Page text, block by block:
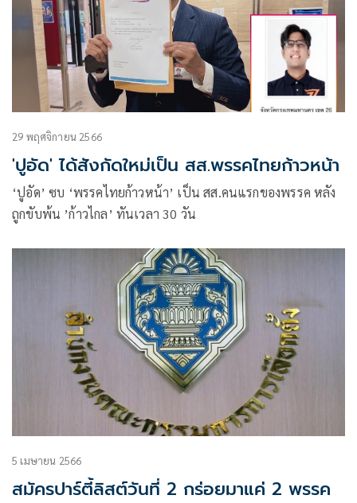
29 พฤศจิกายน 2566
'ปูอัด' ได้สังกัดใหม่เป็น สส.พรรคไทยก้าวหน้า
‘ปูอัด’ ซบ ‘พรรคไทยก้าวหน้า’ เป็น สส.คนแรกของพรรค หลัง
ถูกขับพ้น ’ก้าวไกล’ ทันเวลา 30 วัน
5 เมษายน 2566
สมัครปาร์ตี้ลิสต์วันที่ 2 กร่อยมาแค่ 2 พรรค